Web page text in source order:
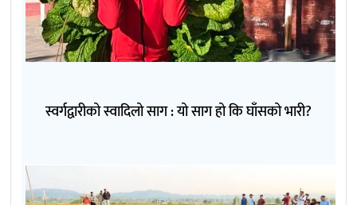
स्वर्गद्वारीको स्वादिलो साग : यो साग हो कि घाँसको भारी?